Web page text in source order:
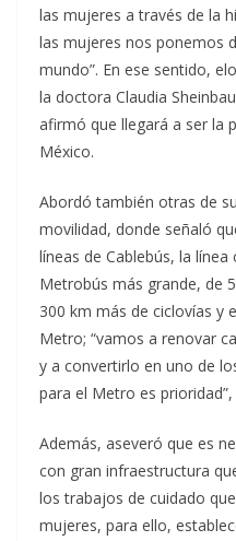
las mujeres a través de la
las mujeres nos ponemos
mundo”. En ese sentido,
la doctora Claudia
afirmó que llegará a ser la
México.
Abordó también otras de
movilidad, donde señaló
líneas de Cablebús, la
Metrobús más grande, de
300 km más de ciclovías y
Metro; “vamos a renovar
y a convertirlo en uno de
para el Metro es
Además, aseveró que es
con gran infraestructura
los trabajos de cuidado
mujeres, para ello,